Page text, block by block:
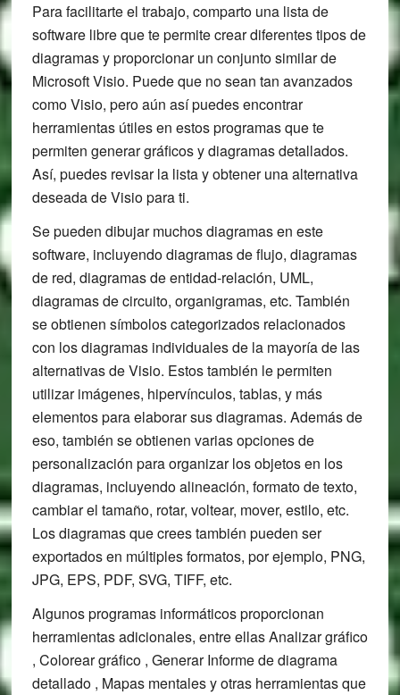
Para facilitarte el trabajo, comparto una lista de
software libre que te permite crear diferentes tipos de
diagramas y proporcionar un conjunto similar de
Microsoft Visio. Puede que no sean tan avanzados
como Visio, pero aún así puedes encontrar
herramientas útiles en estos programas que te
permiten generar gráficos y diagramas detallados.
Así, puedes revisar la lista y obtener una alternativa
deseada de Visio para ti.
Se pueden dibujar muchos diagramas en este
software, incluyendo diagramas de flujo, diagramas
de red, diagramas de entidad-relación, UML,
diagramas de circuito, organigramas, etc. También
se obtienen símbolos categorizados relacionados
con los diagramas individuales de la mayoría de las
alternativas de Visio. Estos también le permiten
utilizar imágenes, hipervínculos, tablas, y más
elementos para elaborar sus diagramas. Además de
eso, también se obtienen varias opciones de
personalización para organizar los objetos en los
diagramas, incluyendo alineación, formato de texto,
cambiar el tamaño, rotar, voltear, mover, estilo, etc.
Los diagramas que crees también pueden ser
exportados en múltiples formatos, por ejemplo, PNG,
JPG, EPS, PDF, SVG, TIFF, etc.
Algunos programas informáticos proporcionan
herramientas adicionales, entre ellas Analizar gráfico
, Colorear gráfico , Generar Informe de diagrama
detallado , Mapas mentales y otras herramientas que